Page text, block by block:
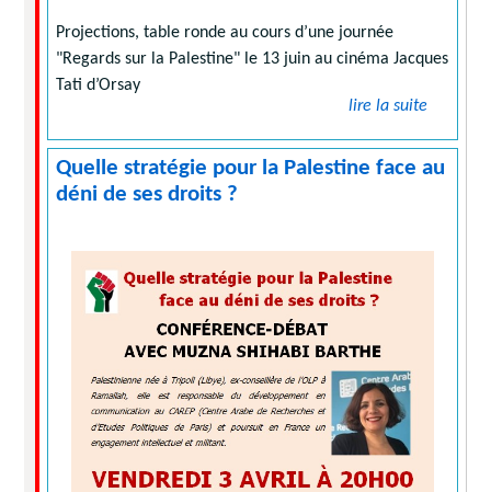
Projections, table ronde au cours d’une journée
"Regards sur la Palestine" le 13 juin au cinéma Jacques
Tati d’Orsay
lire la suite
Quelle stratégie pour la Palestine face au
déni de ses droits ?